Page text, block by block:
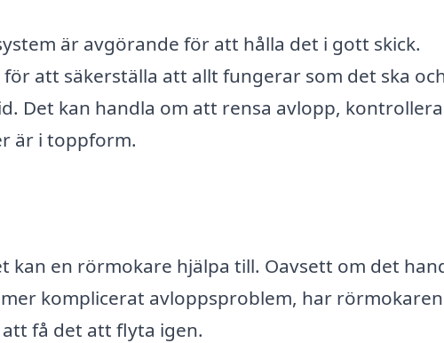
är avgörande för att hålla det i gott skick.
att säkerställa att allt fungerar som det ska
Det kan handla om att rensa avlopp,
är i toppform.
kan en rörmokare hjälpa till. Oavsett om det
komplicerat avloppsproblem, har
få det att flyta igen.